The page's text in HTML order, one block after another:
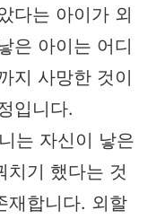
다는 아이가 외
은 아이는 어디
지 사망한 것이
입니다.
는 자신이 낳은
치기 했다는 것
재합니다. 외할